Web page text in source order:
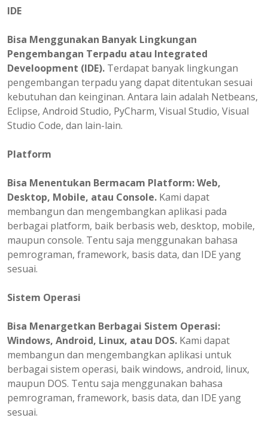
IDE
Bisa Menggunakan Banyak Lingkungan
Pengembangan Terpadu atau Integrated
Develoopment (IDE). Terdapat banyak lingkungan
pengembangan terpadu yang dapat ditentukan sesuai
kebutuhan dan keinginan. Antara lain adalah Netbeans,
Eclipse, Android Studio, PyCharm, Visual Studio, Visual
Studio Code, dan lain-lain.
Platform
Bisa Menentukan Bermacam Platform: Web,
Desktop, Mobile, atau Console. Kami dapat
membangun dan mengembangkan aplikasi pada
berbagai platform, baik berbasis web, desktop, mobile,
maupun console. Tentu saja menggunakan bahasa
pemrograman, framework, basis data, dan IDE yang
sesuai.
Sistem Operasi
Bisa Menargetkan Berbagai Sistem Operasi:
Windows, Android, Linux, atau DOS. Kami dapat
membangun dan mengembangkan aplikasi untuk
berbagai sistem operasi, baik windows, android, linux,
maupun DOS. Tentu saja menggunakan bahasa
pemrograman, framework, basis data, dan IDE yang
sesuai.